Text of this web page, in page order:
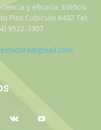
y eficacia. Edificio
Piso Cubiculo #402 Tel:
9522-3307